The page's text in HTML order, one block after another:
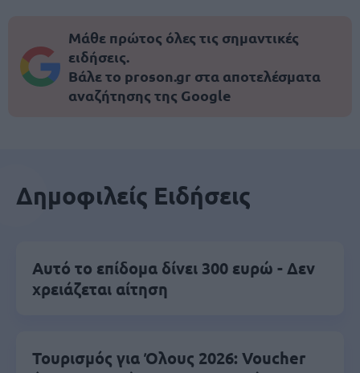
Μάθε πρώτος όλες τις σημαντικές
ειδήσεις.
Βάλε το proson.gr στα αποτελέσματα
αναζήτησης της Google
Δημοφιλείς Ειδήσεις
Αυτό το επίδομα δίνει 300 ευρώ - Δεν
χρειάζεται αίτηση
Τουρισμός για Όλους 2026: Voucher